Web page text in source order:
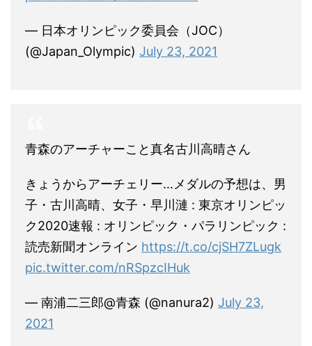
— 日本オリンピック委員会（JOC）
(@Japan_Olympic) July 23, 2021
青森のアーチャーこと真名古川高晴さん
きょうからアーチェリー…メダルの予想は、男
子・古川高晴、女子・早川漣 : 東京オリンピッ
ク2020速報 : オリンピック・パラリンピック :
読売新聞オンライン https://t.co/cjSH7ZLugk
pic.twitter.com/nRSpzcIHuk
— 南浦二三郎@青森 (@nanura2) July 23,
2021